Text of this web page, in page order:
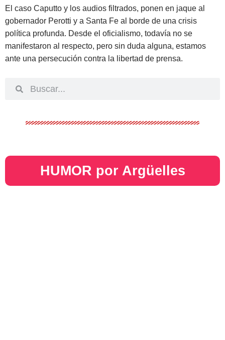
El caso Caputto y los audios filtrados, ponen en jaque al
gobernador Perotti y a Santa Fe al borde de una crisis
política profunda. Desde el oficialismo, todavía no se
manifestaron al respecto, pero sin duda alguna, estamos
ante una persecución contra la libertad de prensa.
HUMOR por Argüelles​